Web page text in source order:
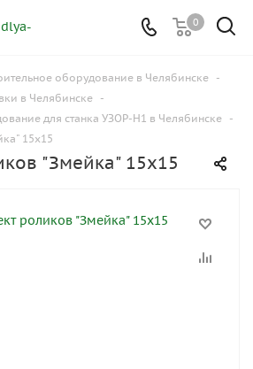
0
оборудование в Челябинске -
в Челябинске
-
для станка УЗОР-Н1 в Челябинске -
15x15
"Змейка" 15x15